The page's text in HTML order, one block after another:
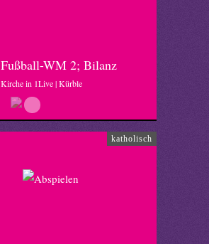
Fußball-WM 2; Bilanz
Kirche in 1Live | Kürble
katholisch